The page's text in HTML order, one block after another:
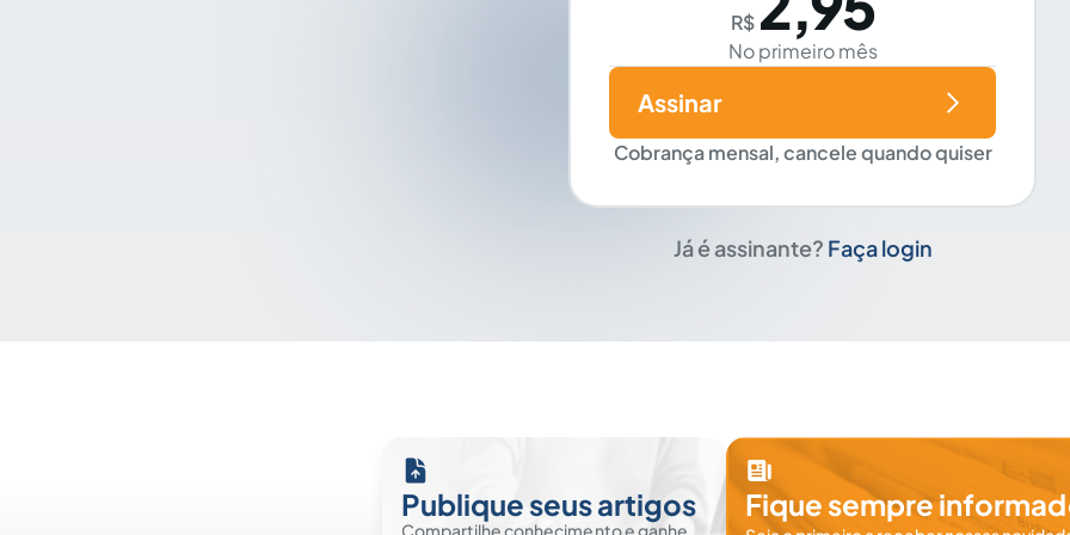
R$
No primeiro mês
Cobrança mensal, cancele quando quiser
Assinar
Já é assinante? Faça login
Publique seus artigos
Compartilhe conhecimento e ganhe
Fique sempre